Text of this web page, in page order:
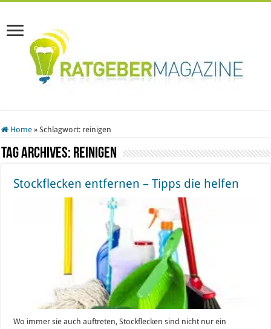
Home » Schlagwort: reinigen
Tag Archives: reinigen
Stockflecken entfernen – Tipps die helfen
Wo immer sie auch auftreten, Stockflecken sind nicht nur ein